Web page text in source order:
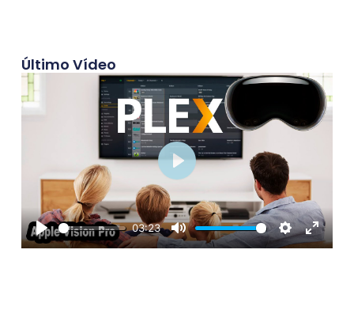
Último Vídeo
Play
03:23
Mute Settings
Enter
Play